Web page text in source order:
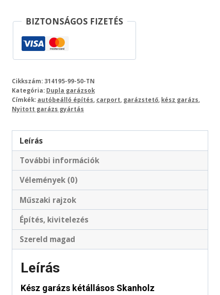
BIZTONSÁGOS FIZETÉS
Cikkszám: 314195-99-50-TN
Kategória: Dupla garázsok
Címkék: autóbeálló építés, carport, garázstető, kész garázs,
Nyitott garázs gyártás
Leírás
További információk
Vélemények (0)
Műszaki rajzok
Építés, kivitelezés
Szereld magad
Leírás
Kész garázs kétállásos Skanholz